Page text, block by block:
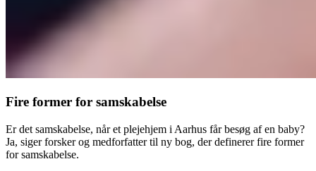
Fire former for samskabelse
Er det samskabelse, når et plejehjem i Aarhus får besøg af en baby?
Ja, siger forsker og medforfatter til ny bog, der definerer fire former
for samskabelse.